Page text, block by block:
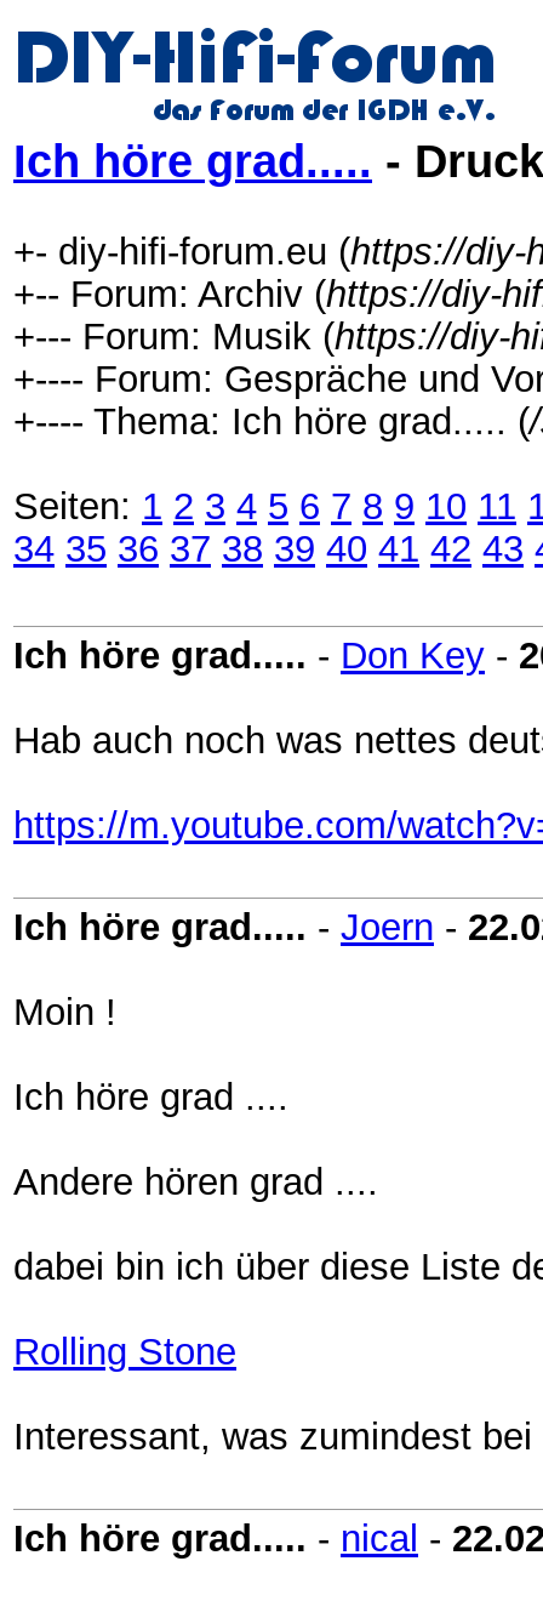
Ich höre grad..... -
+- diy-hifi-forum.eu (https://diy-
+-- Forum: Archiv (https://diy-
+--- Forum: Musik (https://diy-
+---- Forum: Gespräche und
+---- Thema: Ich höre grad..... (
Seiten: 1 2 3 4 5 6 7 8 9 10 11
34 35 36 37 38 39 40 41 42 43
Ich höre grad..... - Don Key -
Hab auch noch was nettes
https://m.youtube.com/
Ich höre grad..... - Joern -
Moin !
Ich höre grad ....
Andere hören grad ....
dabei bin ich über diese Liste
Rolling Stone
Interessant, was zumindest
Ich höre grad..... - nical -